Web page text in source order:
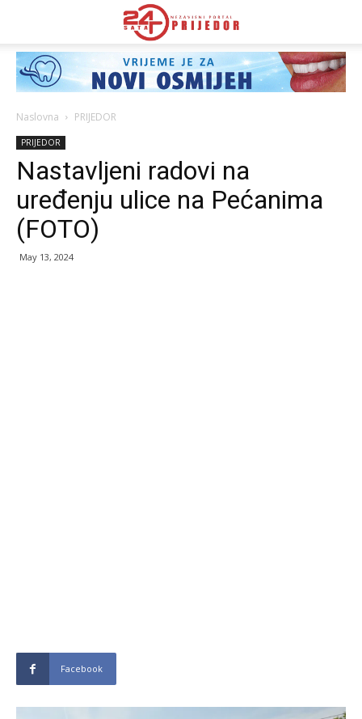
Naslovna PRIJEDOR
PRIJEDOR
Nastavljeni radovi na
uređenju ulice na Pećanima
(FOTO)
May 13, 2024
Facebook